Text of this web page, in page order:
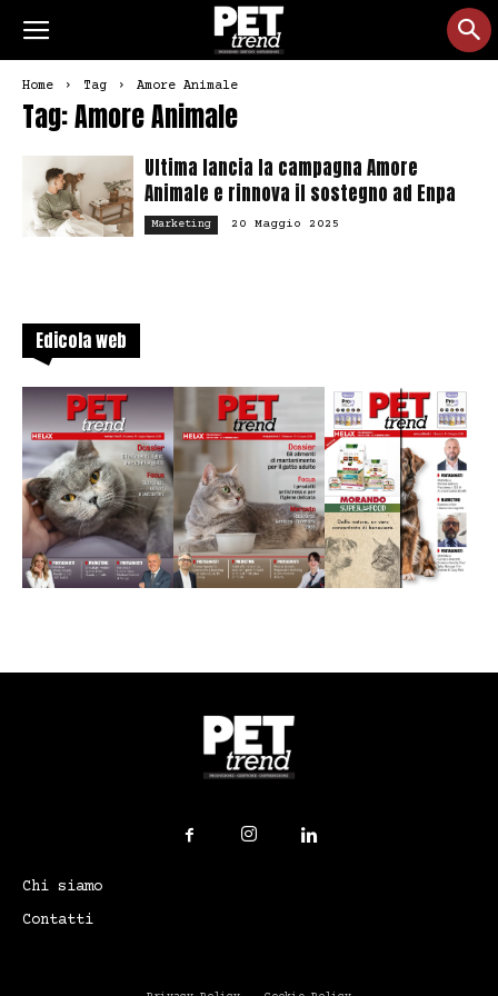
Home Tag Amore Animale
Tag: Amore Animale
Ultima lancia la campagna Amore
Animale e rinnova il sostegno ad Enpa
Marketing 20 Maggio 2025
Edicola web
Chi siamo
Contatti